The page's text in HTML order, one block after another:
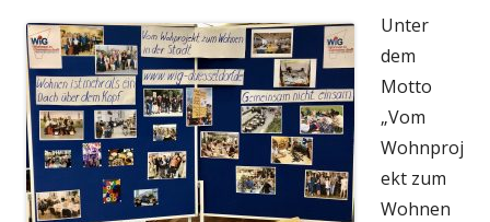
Unter
dem
Motto
„Vom
Wohnproj
ekt zum
Wohnen